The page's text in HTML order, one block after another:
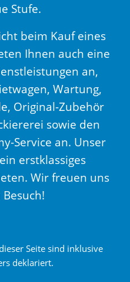
Stufe.
beim Kauf eines
Ihnen auch eine
an,
Wartung,
Original-Zubehör
sowie den
Service an. Unser
erstklassiges
Wir freuen uns
Seite sind inklusive
deklariert.